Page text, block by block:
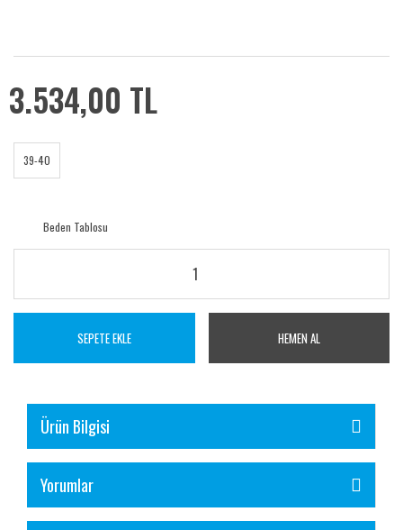
3.534,00 TL
39-40
Beden Tablosu
SEPETE EKLE HEMEN AL
Ürün Bilgisi
Yorumlar